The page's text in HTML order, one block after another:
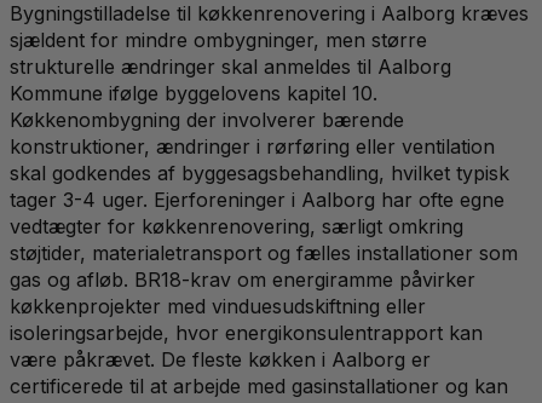
Bygningstilladelse til køkkenrenovering i Aalborg kræves
sjældent for mindre ombygninger, men større
strukturelle ændringer skal anmeldes til Aalborg
Kommune ifølge byggelovens kapitel 10.
Køkkenombygning der involverer bærende
konstruktioner, ændringer i rørføring eller ventilation
skal godkendes af byggesagsbehandling, hvilket typisk
tager 3-4 uger. Ejerforeninger i Aalborg har ofte egne
vedtægter for køkkenrenovering, særligt omkring
støjtider, materialetransport og fælles installationer som
gas og afløb. BR18-krav om energiramme påvirker
køkkenprojekter med vinduesudskiftning eller
isoleringsarbejde, hvor energikonsulentrapport kan
være påkrævet. De fleste køkken i Aalborg er
certificerede til at arbejde med gasinstallationer og kan